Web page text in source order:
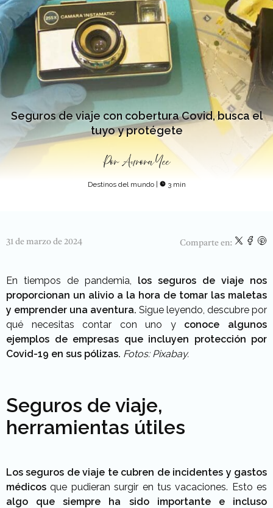
Seguros de viaje con cobertura Covid, busca el
tuyo y protégete
Por Aurora Yee
Destinos del mundo | 3 min
31 de marzo de 2024 Comparte en:
En tiempos de pandemia, los seguros de viaje nos
proporcionan un alivio a la hora de tomar las maletas
y emprender una aventura. Sigue leyendo, descubre por
qué necesitas contar con uno y conoce algunos
ejemplos de empresas que incluyen protección por
Covid-19 en sus pólizas. Fotos: Pixabay.
Seguros de viaje,
herramientas útiles
Los seguros de viaje te cubren de incidentes y gastos
médicos que pudieran surgir en tus vacaciones. Esto es
algo que siempre ha sido importante e incluso